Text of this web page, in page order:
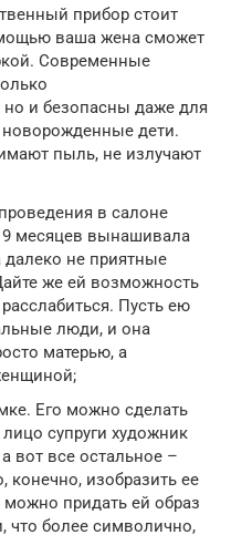
прибор стоит
ваша жена сможет
Современные
и безопасны даже для
дети.
пыль, не излучают
в салоне
9 месяцев вынашивала
не приятные
же ей возможность
Пусть ею
люди, и она
матерью, а
Его можно сделать
супруги художник
вот все остальное –
изобразить ее
можно придать ей образ
что более символично,